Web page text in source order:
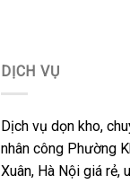
DỊCH VỤ
Dịch vụ dọn kho,
nhân công Phường
Xuân, Hà Nội giá rẻ,